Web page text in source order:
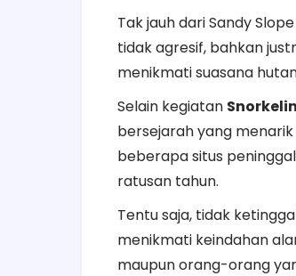
Tak jauh dari Sandy
tidak agresif, bahkan
menikmati suasana
Selain kegiatan
bersejarah yang
beberapa situs
ratusan tahun.
Tentu saja, tidak
menikmati keindahan
maupun orang-orang